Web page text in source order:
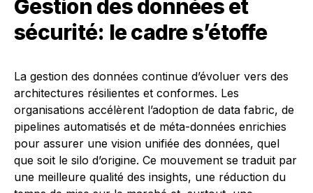
Gestion des données et
sécurité: le cadre s’étoffe
La gestion des données continue d’évoluer vers des
architectures résilientes et conformes. Les
organisations accélèrent l’adoption de data fabric, de
pipelines automatisés et de méta-données enrichies
pour assurer une vision unifiée des données, quel
que soit le silo d’origine. Ce mouvement se traduit par
une meilleure qualité des insights, une réduction du